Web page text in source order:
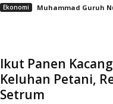
Ekonomi Muhammad Guruh
Ikut Panen
Keluhan Petani,
Setrum